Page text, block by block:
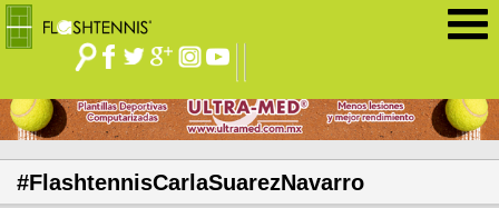
#FlashtennisCarlaSuarezNavarro